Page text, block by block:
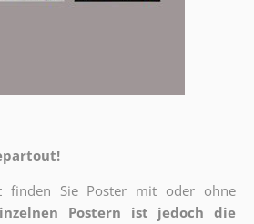
finden Sie Poster mit oder ohne
Postern ist jedoch die